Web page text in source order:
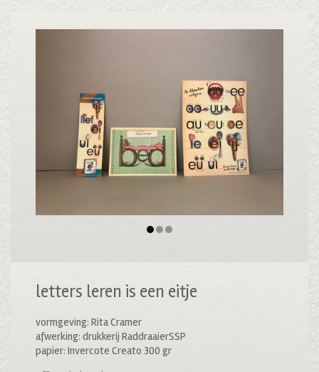
letters leren is een eitje
vormgeving: Rita Cramer
afwerking: drukkerij RaddraaierSSP
papier: Invercote Creato 300 gr